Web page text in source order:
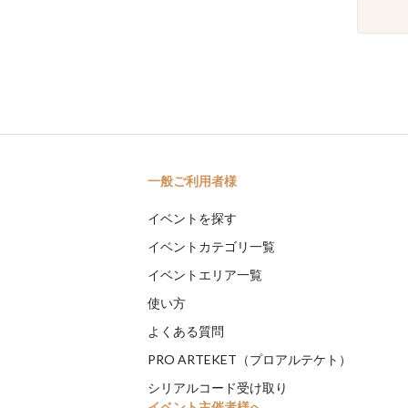
一般ご利用者様
イベントを探す
イベントカテゴリ一覧
イベントエリア一覧
使い方
よくある質問
PRO ARTEKET（プロアルテケト）
シリアルコード受け取り